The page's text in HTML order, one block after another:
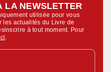
LA NEWSLETTER
utilisée pour vous
les actualités du Livre de
à tout moment. Pour